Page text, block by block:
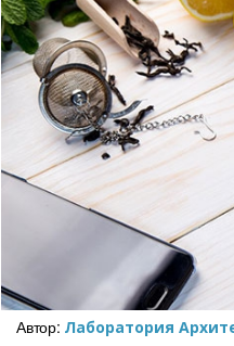
Автор: Лаборатория